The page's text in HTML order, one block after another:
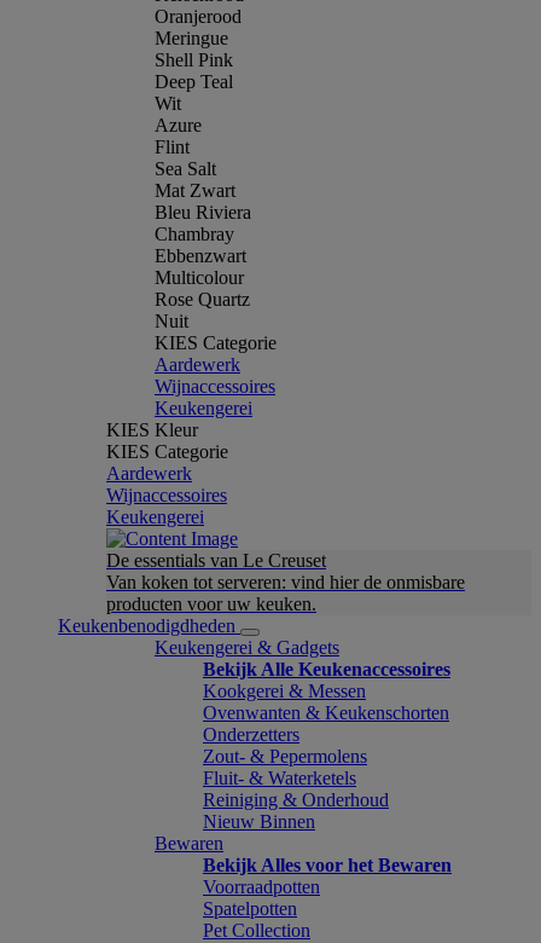
Oranjerood
Meringue
Shell Pink
Deep Teal
Wit
Azure
Flint
Sea Salt
Mat Zwart
Bleu Riviera
Chambray
Ebbenzwart
Multicolour
Rose Quartz
Nuit
KIES Categorie
Aardewerk
Wijnaccessoires
Keukengerei
KIES Kleur
KIES Categorie
Aardewerk
Wijnaccessoires
Keukengerei
De essentials van Le Creuset
Van koken tot serveren: vind hier de onmisbare
producten voor uw keuken.
Keukenbenodigdheden
Keukengerei & Gadgets
Bekijk Alle Keukenaccessoires
Kookgerei & Messen
Ovenwanten & Keukenschorten
Onderzetters
Zout- & Pepermolens
Fluit- & Waterketels
Reiniging & Onderhoud
Nieuw Binnen
Bewaren
Bekijk Alles voor het Bewaren
Voorraadpotten
Spatelpotten
Pet Collection